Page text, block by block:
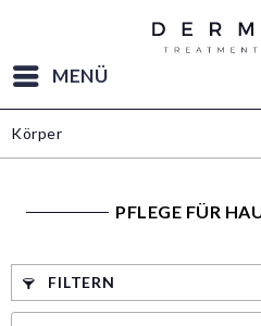
MENÜ
Körper
PFLEGE FÜR
FILTERN